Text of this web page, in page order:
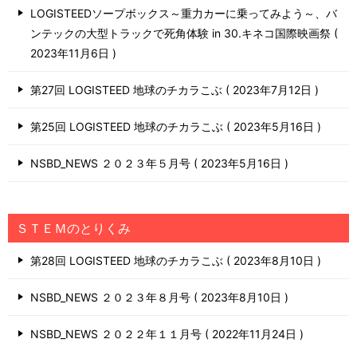
LOGISTEEDソープボックス～重力カーに乗ってみよう～、バ
ンテックの大型トラックで死角体験 in 30.キネコ国際映画祭
2023年11月6日
第27回 LOGISTEED 地球のチカラこぶ 2023年7月12日
第25回 LOGISTEED 地球のチカラこぶ 2023年5月16日
NSBD_NEWS ２０２３年５月号 2023年5月16日
ＳＴＥＭのとりくみ
第28回 LOGISTEED 地球のチカラこぶ 2023年8月10日
NSBD_NEWS ２０２３年８月号 2023年8月10日
NSBD_NEWS ２０２２年１１月号 2022年11月24日